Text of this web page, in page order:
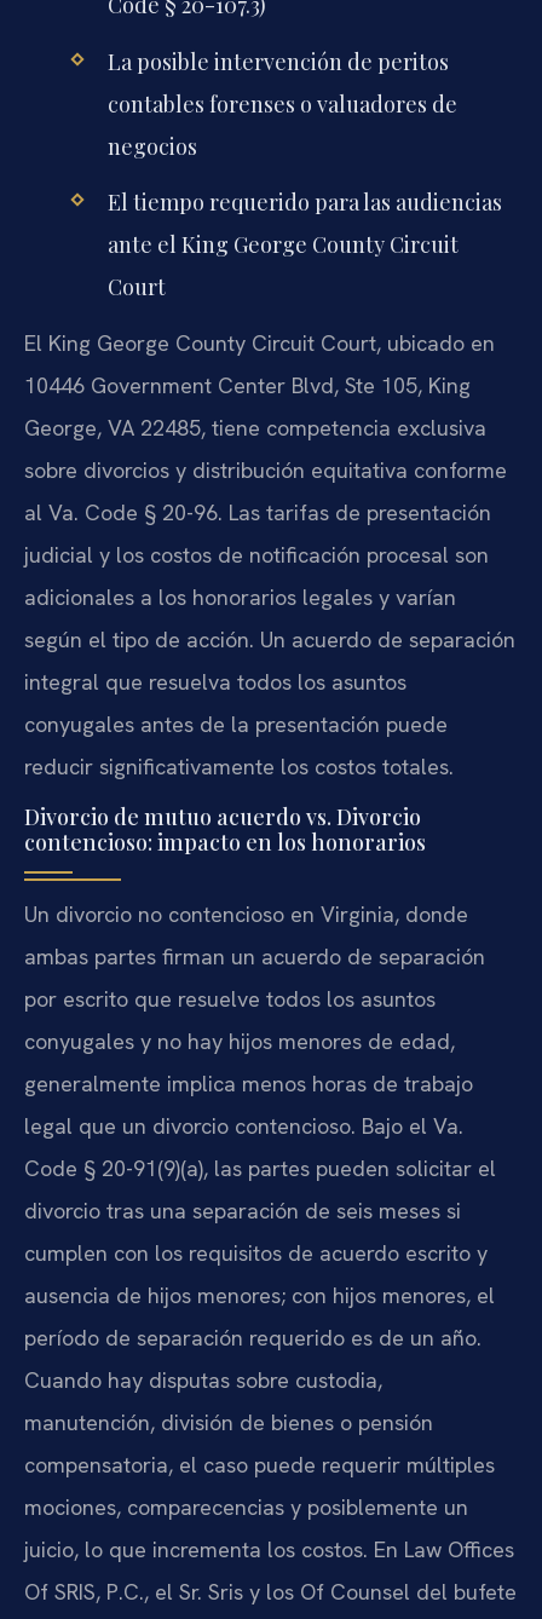
La posible intervención de peritos
contables forenses o valuadores de
negocios
El tiempo requerido para las audiencias
ante el King George County Circuit
Court
El King George County Circuit Court, ubicado en
10446 Government Center Blvd, Ste 105, King
George, VA 22485, tiene competencia exclusiva
sobre divorcios y distribución equitativa conforme
al Va. Code § 20-96. Las tarifas de presentación
judicial y los costos de notificación procesal son
adicionales a los honorarios legales y varían
según el tipo de acción. Un acuerdo de separación
integral que resuelva todos los asuntos
conyugales antes de la presentación puede
reducir significativamente los costos totales.
Divorcio de mutuo acuerdo vs. Divorcio
contencioso: impacto en los honorarios
Un divorcio no contencioso en Virginia, donde
ambas partes firman un acuerdo de separación
por escrito que resuelve todos los asuntos
conyugales y no hay hijos menores de edad,
generalmente implica menos horas de trabajo
legal que un divorcio contencioso. Bajo el Va.
Code § 20-91(9)(a), las partes pueden solicitar el
divorcio tras una separación de seis meses si
cumplen con los requisitos de acuerdo escrito y
ausencia de hijos menores; con hijos menores, el
período de separación requerido es de un año.
Cuando hay disputas sobre custodia,
manutención, división de bienes o pensión
compensatoria, el caso puede requerir múltiples
mociones, comparecencias y posiblemente un
juicio, lo que incrementa los costos. En Law Offices
Of SRIS, P.C., el Sr. Sris y los Of Counsel del bufete